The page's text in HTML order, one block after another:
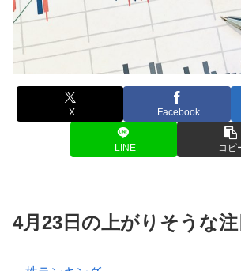
X Facebook
LINE コピ
4月23日の上がりそうな